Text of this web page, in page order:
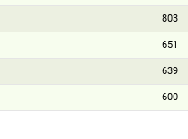
803
651
639
600